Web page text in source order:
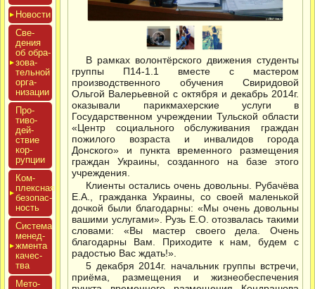
Новос­ти
Све­
дения
об об­ра­
зова­
тель­ной
ор­га­
низа­ции
Про­
тиво­
дей­
ствие
кор­
рупции
Ком­
плексная
бе­зопас­
ность
Сис­те­ма
ме­нед­
жмен­та
ка­чес­
тва
Мето­
В рамках волонтёрского движения студенты
группы П14-1.1 вместе с мастером
производственного обучения Свиридовой
Ольгой Валерьевной с октября и декабрь 2014г.
оказывали парикмахерские услуги в
Государственном учреждении Тульской области
«Центр социального обслуживания граждан
пожилого возраста и инвалидов города
Донского» и пункта временного размещения
граждан Украины, созданного на базе этого
учреждения.
Клиенты остались очень довольны. Рубачёва
Е.А., гражданка Украины, со своей маленькой
дочкой были благодарны: «Мы очень довольны
вашими услугами». Рузь Е.О. отозвалась такими
словами: «Вы мастер своего дела. Очень
благодарны Вам. Приходите к нам, будем с
радостью Вас ждать!».
5 декабря 2014г. начальник группы встречи,
приёма, размещения и жизнеобеспечения